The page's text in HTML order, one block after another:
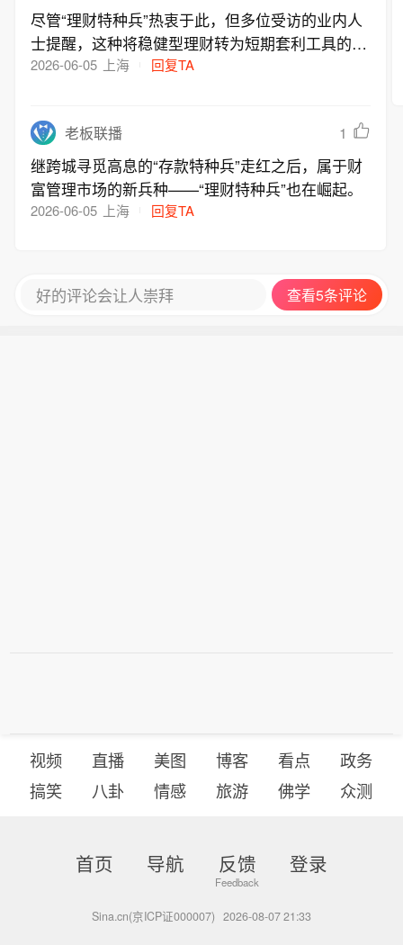
尽管“理财特种兵”热衷于此，但多位受访的业内人
士提醒，这种将稳健型理财转为短期套利工具的行
为，不仅暗藏较高的隐形交易成本，也面临净值回
2026-06-05 上海 回复TA
老板联播 1
继跨城寻觅高息的“存款特种兵”走红之后，属于财
富管理市场的新兵种——“理财特种兵”也在崛起。
2026-06-05 上海 回复TA
好的评论会让人崇拜 查看5条评论
视频 直播 美图 博客 看点
政务
搞笑
八卦 情感 旅游 佛学 众测
首页 导航 反馈 登录
Sina.cn(京ICP证000007) 2026-08-07 21:33